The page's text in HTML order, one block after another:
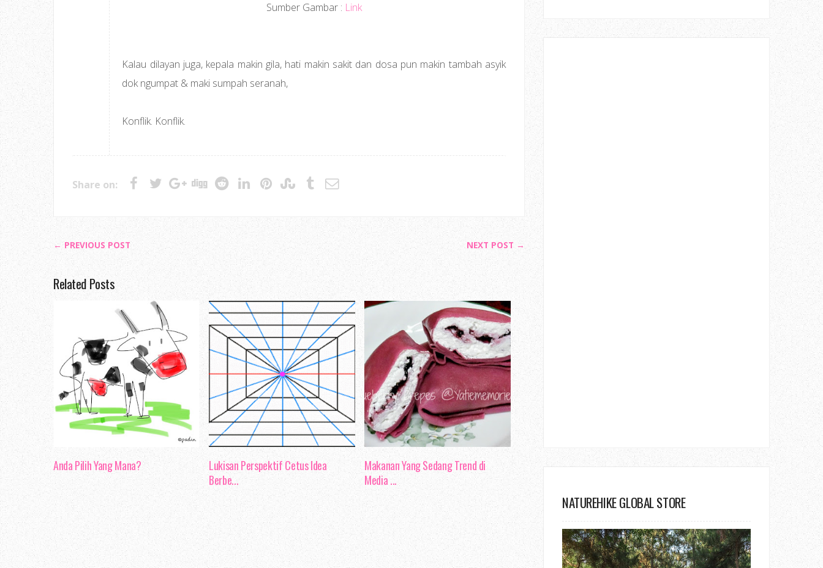
Sumber Gambar : Link
Kalau dilayan juga, kepala makin gila, hati makin sakit dan dosa pun makin tambah asyik
dok ngumpat & maki sumpah seranah,
Konflik. Konflik.
Share on:
← PREVIOUS POST NEXT POST →
Related Posts
Anda Pilih Yang Mana?
Lukisan Perspektif Cetus Idea
Berbe...
Makanan Yang Sedang Trend di
Media ...
NATUREHIKE GLOBAL STORE